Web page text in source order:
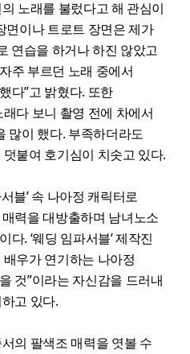
노래를 불렀다고 해 관심이
면이나 트로트 장면은 제가
연습을 하거나 하진 않았고
주 부르던 노래 중에서
다”고 밝혔다. 또한
다 보니 촬영 전에 차에서
많이 했다. 부족하더라도
붙여 호기심이 치솟고 있다.
블’ 속 나아정 캐릭터로
력을 대방출하며 남녀노소
. ‘웨딩 임파서블’ 제작진
우가 연기하는 나아정
것”이라는 자신감을 드러내
고 있다.
의 팔색조 매력을 엿볼 수